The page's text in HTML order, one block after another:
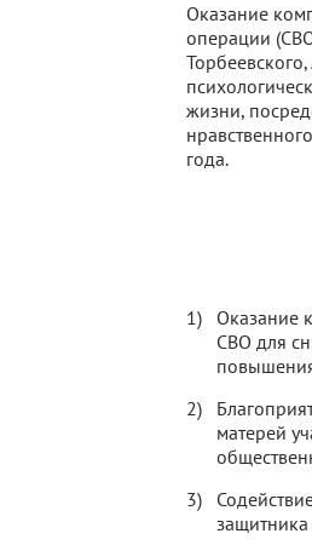
Оказание
операции
жизни,
года.
Оказание
СВО для
матерей